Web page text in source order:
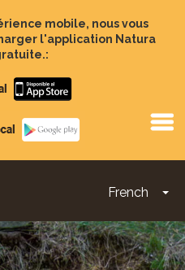
mobile, nous vous
l'application Natura
Apple
Google
Play
French
Main
navigation